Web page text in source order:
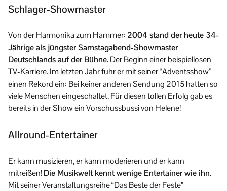
Schlager-Showmaster
Von der Harmonika zum Hammer: 2004 stand der heute 34-
Jährige als jüngster Samstagabend-Showmaster
Deutschlands auf der Bühne.Der Beginn einer beispiellosen
TV-Karriere. Im letzten Jahr fuhr er mit seiner “Adventsshow”
einen Rekord ein: Bei keiner anderen Sendung 2015 hatten so
viele Menschen eingeschaltet. Für diesen tollen Erfolg gab es
bereits in der Show ein Vorschussbussi von Helene!
Allround-Entertainer
Er kann musizieren, er kann moderieren und er kann
mitreißen!Die Musikwelt kennt wenige Entertainer wie ihn.
Mit seiner Veranstaltungsreihe “Das Beste der Feste”